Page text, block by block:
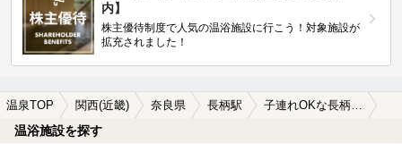
内】
株主優待制度で人気の温浴施設に行こう！対象施設が
拡充されました！
温泉TOP 関西(近畿) 奈良県 長柄駅 子連れOKな長柄駅近くの温泉、日帰り温泉、スーパー銭湯おすすめ
温浴施設を探す